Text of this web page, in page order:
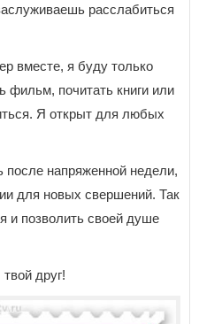
расслабиться
вместе, я буду только
почитать книги или
Я открыт для любых
после напряженной недели,
для новых свершений. Так
и позволить своей душе
друг!